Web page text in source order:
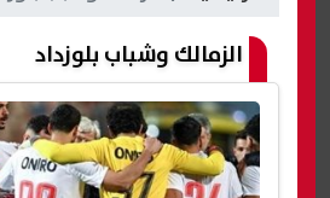
الزمالك وشباب بلوزداد